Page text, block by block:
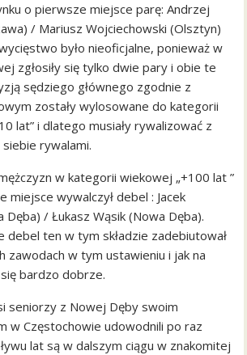
o pierwsze miejsce parę: Andrzej
/ Mariusz Wojciechowski (Olsztyn)
było nieoficjalne, ponieważ w
zgłosiły się tylko dwie pary i obie te
sędziego głównego zgodnie z
zostały wylosowane do kategorii
lat” i dlatego musiały rywalizować z
rywalami.
w kategorii wiekowej „+100 lat ”
wywalczył debel : Jacek
/ Łukasz Wąsik (Nowa Dęba).
debel ten w tym składzie zadebiutował
zawodach w tym ustawieniu i jak na
bardzo dobrze.
seniorzy z Nowej Dęby swoim
w Częstochowie udowodnili po raz
lat są w dalszym ciągu w znakomitej